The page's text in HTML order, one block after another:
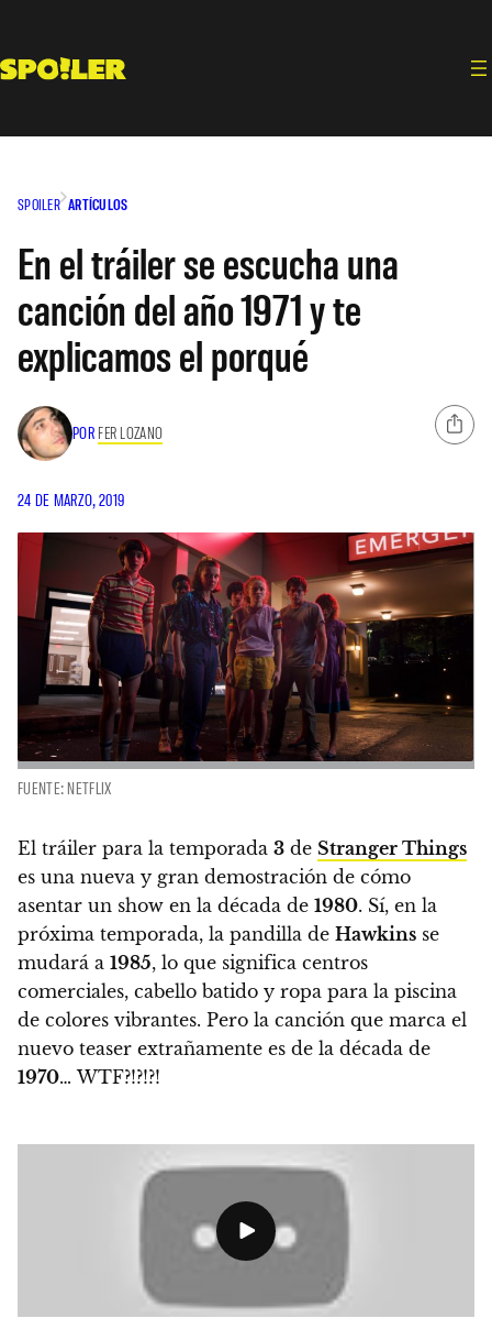
contenido
SPOILER ARTÍCULOS
En el tráiler se escucha una
canción del año 1971 y te
explicamos el porqué
POR FER LOZANO
24 DE MARZO, 2019
FUENTE: NETFLIX
El tráiler para la temporada 3 de Stranger Things
es una nueva y gran demostración de cómo
asentar un show en la década de 1980. Sí, en la
próxima temporada, la pandilla de Hawkins se
mudará a 1985, lo que significa centros
comerciales, cabello batido y ropa para la piscina
de colores vibrantes. Pero la canción que marca el
nuevo teaser extrañamente es de la década de
1970… WTF?!?!?!